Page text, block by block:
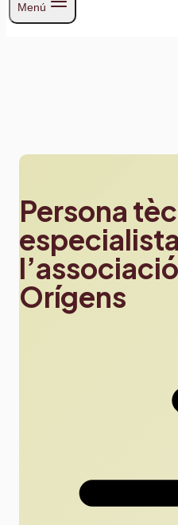
Menú
Persona
Orígens